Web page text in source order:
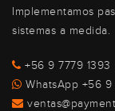
Implementamos
sistemas a medida.
+56 9 7779 1393
WhatsApp +56 9